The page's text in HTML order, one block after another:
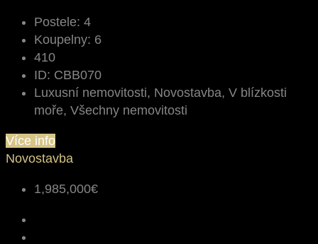
Postele: 4
Koupelny: 6
410
ID: CBB070
Luxusní nemovitosti, Novostavba, V blízkosti
moře, Všechny nemovitosti
Více info
Novostavba
1,985,000€